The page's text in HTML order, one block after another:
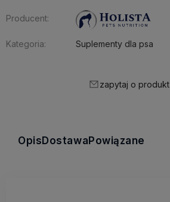
Producent:
Kategoria: Suplementy dla psa
zapytaj o produkt
OpisDostawaPowiązane